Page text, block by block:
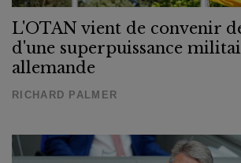
L'OTAN vient de convenir
d'une superpuissance
allemande
RICHARD PALMER